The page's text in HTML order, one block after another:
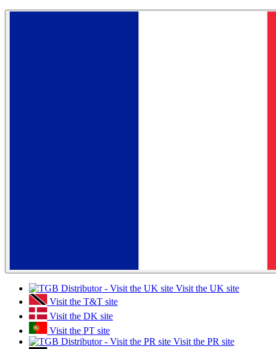
Visit the UK site
Visit the T&T site
Visit the DK site
Visit the PT site
Visit the PR site